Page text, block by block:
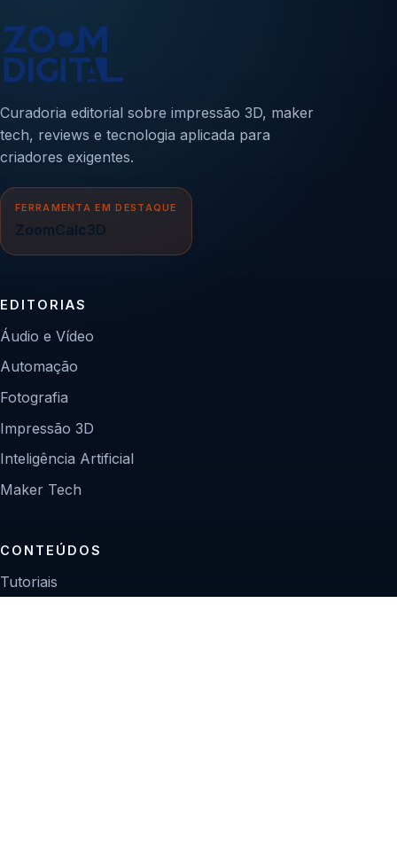
Curadoria editorial sobre impressão 3D, maker
tech, reviews e tecnologia aplicada para
criadores exigentes.
FERRAMENTA EM DESTAQUE
ZoomCalc3D
EDITORIAS
Áudio e Vídeo
Automação
Fotografia
Impressão 3D
Inteligência Artificial
Maker Tech
CONTEÚDOS
Tutoriais